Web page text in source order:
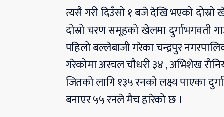
त्यसै गरी दिउँसो १ बजे देखि भएको
दोस्रो चरण समूहको खेलमा दुर्गाभगवती
पहिलो बल्लेबाजी गरेका चन्द्रपुर
गरेकोमा अस्चल चौधरी ३४ , अभिशेख
जितको लागि १३५ रनको लक्ष्य पाएका
बनाएर ५५ रनले मैच हारेको छ ।